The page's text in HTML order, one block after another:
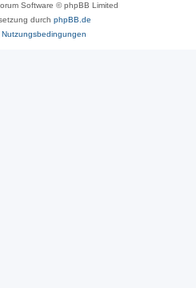
Software © phpBB Limited
durch phpBB.de
Nutzungsbedingungen